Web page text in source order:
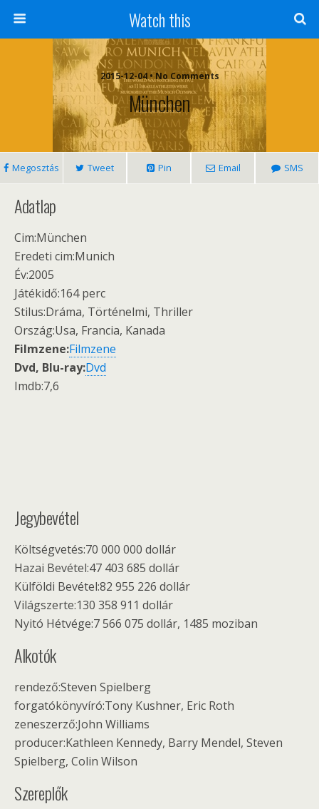
Watch this
2015-12-04 • No Comments
München
Megosztás Tweet Pin Email SMS
Adatlap
Cim:München
Eredeti cim:Munich
Év:2005
Játékidő:164 perc
Stilus:Dráma, Történelmi, Thriller
Ország:Usa, Francia, Kanada
Filmzene:Filmzene
Dvd, Blu-ray:Dvd
Imdb:7,6
Jegybevétel
Költségvetés:70 000 000 dollár
Hazai Bevétel:47 403 685 dollár
Külföldi Bevétel:82 955 226 dollár
Világszerte:130 358 911 dollár
Nyitó Hétvége:7 566 075 dollár, 1485 moziban
Alkotók
rendező:Steven Spielberg
forgatókönyvíró:Tony Kushner, Eric Roth
zeneszerző:John Williams
producer:Kathleen Kennedy, Barry Mendel, Steven
Spielberg, Colin Wilson
Szereplők